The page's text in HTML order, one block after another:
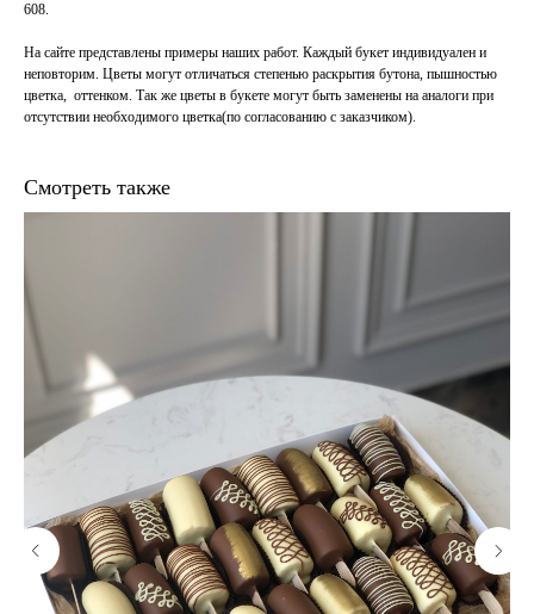
608.
На сайте представлены примеры наших работ. Каждый букет индивидуален и
неповторим. Цветы могут отличаться степенью раскрытия бутона, пышностью
цветка, оттенком. Так же цветы в букете могут быть заменены на аналоги при
отсутствии необходимого цветка(по согласованию с заказчиком).
Смотреть также